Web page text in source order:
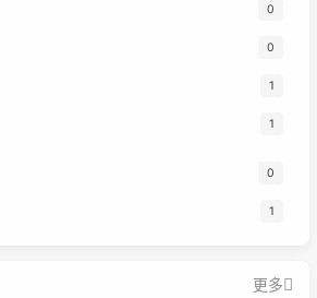
0
0
1
1
0
1
更多